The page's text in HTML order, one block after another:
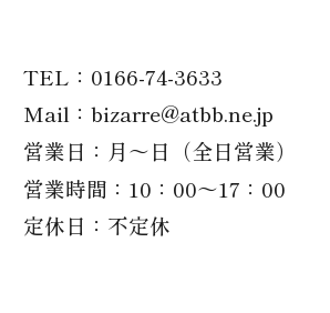
TEL
0166-74-3633
Mail
bizarre@atbb.ne.jp
営業日
月～日（全日営業）
営業時間
10：00～17：00
定休日
不定休